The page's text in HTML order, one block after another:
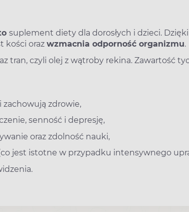
suplement diety dla dorosłych i dzieci.
kości oraz wzmacnia odporność organizmu.
tran, czyli olej z wątroby rekina. Zawartość
zachowują zdrowie,
senność i depresję,
oraz zdolność nauki,
jest istotne w przypadku intensywnego